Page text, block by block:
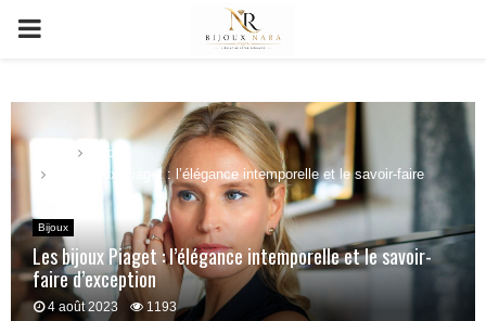
PRIMARY
Bijoux
Les bijoux Piaget : l’élégance intemporelle et le savoir-faire
Bijoux
Les bijoux Piaget : l’élégance intemporelle et le savoir-
faire d’exception
4 août 2023 1193